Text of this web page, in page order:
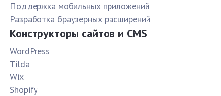
Поддержка мобильных приложений
Разработка браузерных расширений
Конструкторы сайтов и CMS
WordPress
Tilda
Wix
Shopify